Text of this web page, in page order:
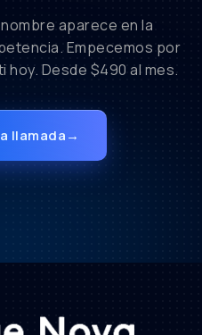
aparece en la
Empecemos por
hoy. Desde $490 al mes.
llamada→